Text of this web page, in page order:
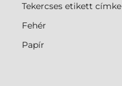
Tekercses etikett címke
Fehér
Papír